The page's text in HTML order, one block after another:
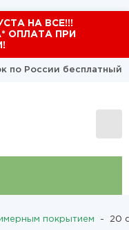
НА ВСЕ!!!
ОПЛАТА ПРИ
по России бесплатный
покрытием - 20